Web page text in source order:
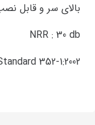
بالای سر و قابل
NRR : 30 db
352-1:2002